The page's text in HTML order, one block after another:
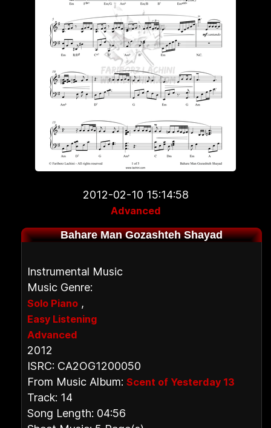
2012-02-10 15:14:58
Advanced
Bahare Man Gozashteh Shayad
Instrumental Music
Music Genre:
Solo Piano ,
Easy Listening
Advanced
2012
ISRC: CA2OG1200050
From Music Album: Scent of Yesterday 13
Track: 14
Song Length: 04:56